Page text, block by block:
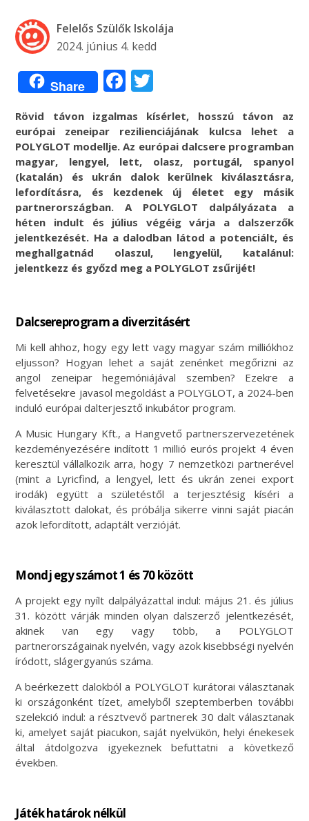
Felelős Szülők Iskolája
2024. június 4. kedd
Share Facebook
Rövid távon izgalmas kísérlet, hosszú távon az
európai zeneipar rezilienciájának kulcsa lehet a
POLYGLOT modellje. Az európai dalcsere programban
magyar, lengyel, lett, olasz, portugál, spanyol
(katalán) és ukrán dalok kerülnek kiválasztásra,
lefordításra, és kezdenek új életet egy másik
partnerországban. A POLYGLOT dalpályázata a
héten indult és július végéig várja a dalszerzők
jelentkezését. Ha a dalodban látod a potenciált, és
meghallgatnád olaszul, lengyelül, katalánul:
jelentkezz és győzd meg a POLYGLOT zsűrijét!
Dalcsereprogram a diverzitásért
Mi kell ahhoz, hogy egy lett vagy magyar szám milliókhoz
eljusson? Hogyan lehet a saját zenénket megőrizni az
angol zeneipar hegemóniájával szemben? Ezekre a
felvetésekre javasol megoldást a POLYGLOT, a 2024-ben
induló európai dalterjesztő inkubátor program.
A Music Hungary Kft., a Hangvető partnerszervezetének
kezdeményezésére indított 1 millió eurós projekt 4 éven
keresztül vállalkozik arra, hogy 7 nemzetközi partnerével
(mint a Lyricfind, a lengyel, lett és ukrán zenei export
irodák) együtt a születéstől a terjesztésig kíséri a
kiválasztott dalokat, és próbálja sikerre vinni saját piacán
azok lefordított, adaptált verzióját.
Mondj egy számot 1 és 70 között
A projekt egy nyílt dalpályázattal indul: május 21. és július
31. között várják minden olyan dalszerző jelentkezését,
akinek van egy vagy több, a POLYGLOT
partnerországainak nyelvén, vagy azok kisebbségi nyelvén
íródott, slágergyanús száma.
A beérkezett dalokból a POLYGLOT kurátorai választanak
ki országonként tízet, amelyből szeptemberben további
szelekció indul: a résztvevő partnerek 30 dalt választanak
ki, amelyet saját piacukon, saját nyelvükön, helyi énekesek
által átdolgozva igyekeznek befuttatni a következő
években.
Játék határok nélkül